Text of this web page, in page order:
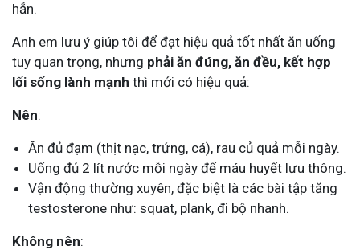
hẳn.
Anh em lưu ý giúp tôi để đạt hiệu quả tốt nhất ăn uống
tuy quan trọng, nhưng phải ăn đúng, ăn đều, kết hợp
lối sống lành mạnh thì mới có hiệu quả:
Nên:
Ăn đủ đạm (thịt nạc, trứng, cá), rau củ quả mỗi ngày.
Uống đủ 2 lít nước mỗi ngày để máu huyết lưu thông.
Vận động thường xuyên, đặc biệt là các bài tập tăng
testosterone như: squat, plank, đi bộ nhanh.
Không nên: